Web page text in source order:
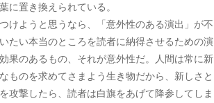
に置き換えられている。
けようと思うなら、「意外性のある演出」が不
たい本当のところを読者に納得させるための演
果のあるもの、それが意外性だ。人間は常に新
ものを求めてさまよう生き物だから、新しさと
攻撃したら、読者は白旗をあげて降参してしま